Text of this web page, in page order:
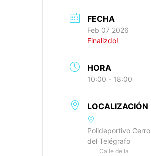
FECHA
Feb 07 2026
Finalizdo!
HORA
10:00 - 18:00
LOCALIZACIÓN
Polideportivo Cerro
del Telégrafo
Calle de la